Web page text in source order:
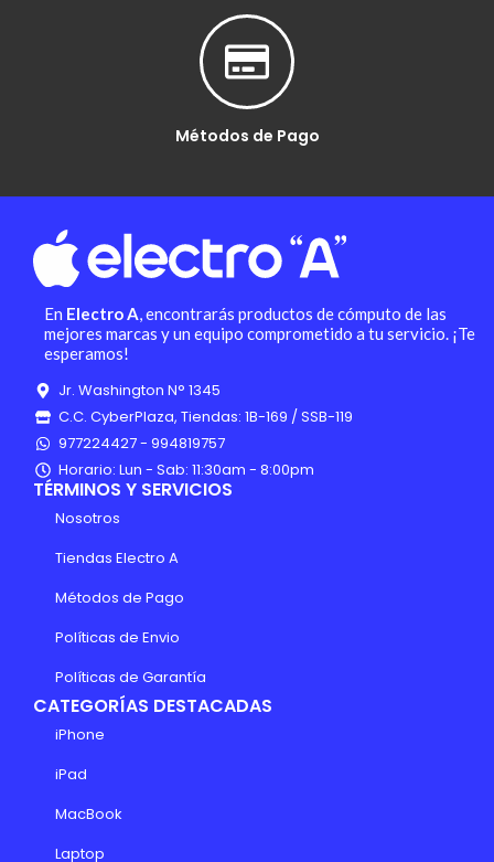
Métodos de Pago
En Electro A, encontrarás productos de cómputo de las
mejores marcas y un equipo comprometido a tu servicio. ¡Te
esperamos!
Jr. Washington N° 1345
C.C. CyberPlaza, Tiendas: 1B-169 / SSB-119
977224427 - 994819757
Horario: Lun - Sab: 11:30am - 8:00pm
TÉRMINOS Y SERVICIOS
Nosotros
Tiendas Electro A
Métodos de Pago
Políticas de Envio
Políticas de Garantía
CATEGORÍAS DESTACADAS
iPhone
iPad
MacBook
Laptop